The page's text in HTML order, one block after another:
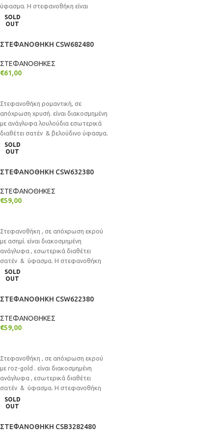
ύφασμα. Η στεφανοθήκη είναι
επιτραπέζια είτε
SOLD
OUT
ΣΤΕΦΑΝΟΘΗΚΗ CSW682480
ΣΤΕΦΑΝΟΘΗΚΕΣ
€61,00
Στεφανοθήκη ρομαντική, σε
απόχρωση χρυσή. είναι διακοσμημένη
με ανάγλυφα λουλούδια εσωτερικά
διαθέτει σατέν & βελούδινο ύφασμα.
Η στεφανοθήκη είναι επιτραπέζια
SOLD
OUT
ΣΤΕΦΑΝΟΘΗΚΗ CSW632380
ΣΤΕΦΑΝΟΘΗΚΕΣ
€59,00
Στεφανοθήκη , σε απόχρωση εκρού
με ασημί. είναι διακοσμημένη
ανάγλυφα , εσωτερικά διαθέτει
σατέν & ύφασμα. Η στεφανοθήκη
είναι επιτραπέζια
SOLD
OUT
ΣΤΕΦΑΝΟΘΗΚΗ CSW622380
ΣΤΕΦΑΝΟΘΗΚΕΣ
€59,00
Στεφανοθήκη , σε απόχρωση εκρού
με roz-gold . είναι διακοσμημένη
ανάγλυφα , εσωτερικά διαθέτει
σατέν & ύφασμα. Η στεφανοθήκη
είναι
SOLD
OUT
ΣΤΕΦΑΝΟΘΗΚΗ CSB3282480